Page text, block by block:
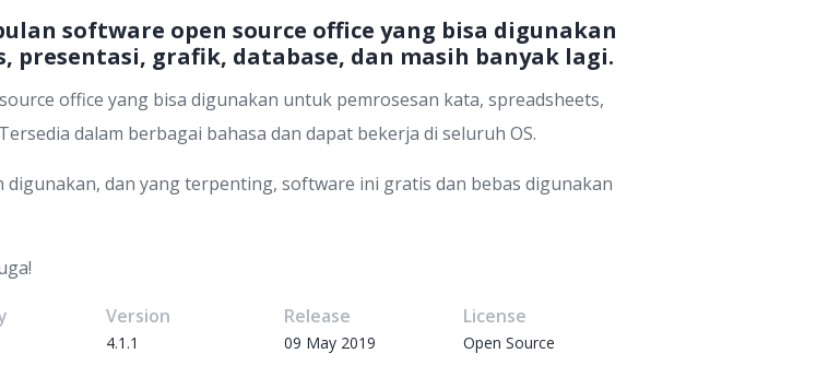
software open source office yang bisa digunakan
presentasi, grafik, database, dan masih banyak lagi.
office yang bisa digunakan untuk pemrosesan kata, spreadsheets,
dalam berbagai bahasa dan dapat bekerja di seluruh OS.
dan yang terpenting, software ini gratis dan bebas digunakan
Version
4.1.1
Release
09 May 2019
License
Open Source